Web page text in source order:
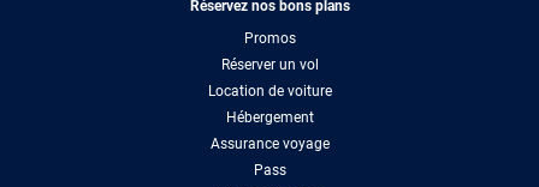
Réservez nos bons plans
Promos
Réserver un vol
Location de voiture
Hébergement
Assurance voyage
Pass